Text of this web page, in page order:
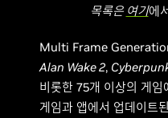
목록은 여기에
Multi Frame
Alan Wake 2,
비롯한 75개 이상의 게
게임과 앱에서 업데이